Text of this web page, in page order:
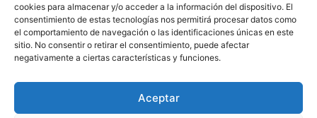
cookies para almacenar y/o acceder a la información del dispositivo. El
consentimiento de estas tecnologías nos permitirá procesar datos como
el comportamiento de navegación o las identificaciones únicas en este
sitio. No consentir o retirar el consentimiento, puede afectar
negativamente a ciertas características y funciones.
Aceptar
CONTACTA CON NOSOTROS